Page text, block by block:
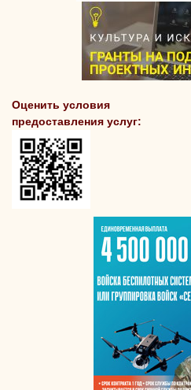
Оценить условия
предоставления услуг: